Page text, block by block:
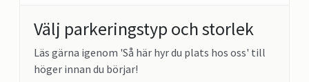
Välj parkeringstyp och storlek
Läs gärna igenom 'Så här hyr du plats hos oss' till
höger innan du börjar!